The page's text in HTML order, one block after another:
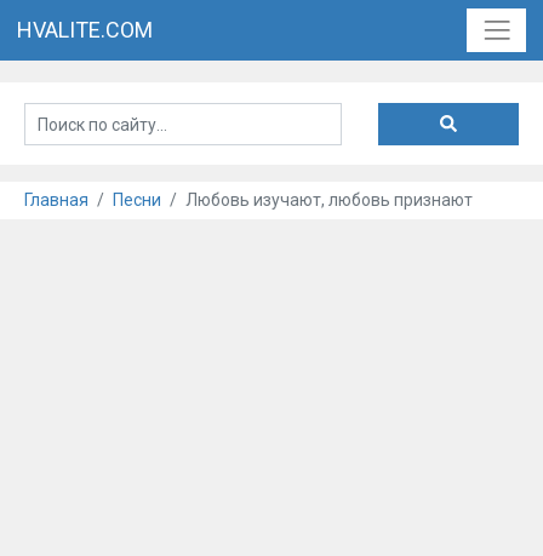
HVALITE.COM
Главная Песни Любовь изучают, любовь признают